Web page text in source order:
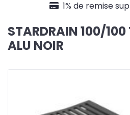
1% de remise
STARDRAIN 100/100
ALU NOIR